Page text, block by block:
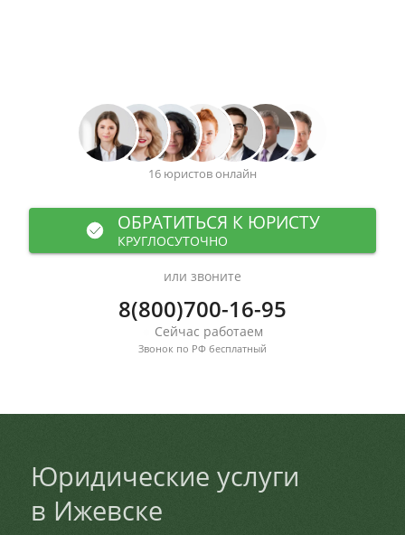
16 юристов онлайн
ОБРАТИТЬСЯ К ЮРИСТУ
КРУГЛОСУТОЧНО
или звоните
8(800)700-16-95
Сейчас работаем
Звонок по РФ бесплатный
Юридические услуги
в Ижевске